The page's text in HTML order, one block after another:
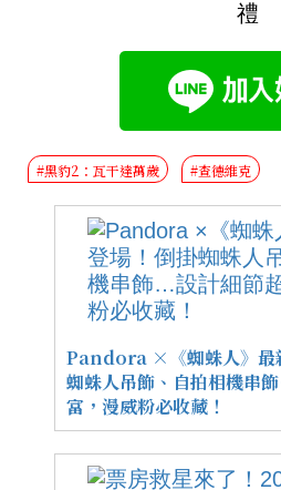
禮
#黑豹2：瓦干達萬歲 #查德維克
Pandora ×《蜘蛛人》最
蜘蛛人吊飾、自拍相機串
富，漫威粉必收藏！